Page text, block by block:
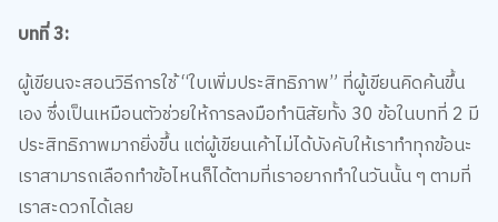
บทที่ 3:
ผู้เขียนจะสอนวิธีการใช้ “ใบเพิ่มประสิทธิภาพ” ที่ผู้เขียนคิดค้นขึ้น
เอง ซึ่งเป็นเหมือนตัวช่วยให้การลงมือทำนิสัยทั้ง 30 ข้อในบทที่ 2 มี
ประสิทธิภาพมากยิ่งขึ้น แต่ผู้เขียนเค้าไม่ได้บังคับให้เราทำทุกข้อนะ
เราสามารถเลือกทำข้อไหนก็ได้ตามที่เราอยากทำในวันนั้น ๆ ตามที่
เราสะดวกได้เลย